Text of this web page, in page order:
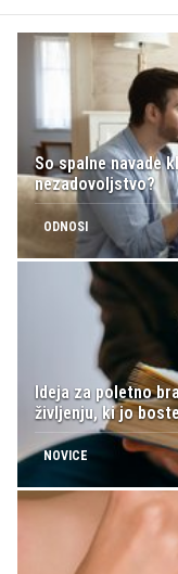
So spalne navade
nezadovoljstvo?
ODNOSI
Ideja za poletno
življenju, ki jo
NOVICE